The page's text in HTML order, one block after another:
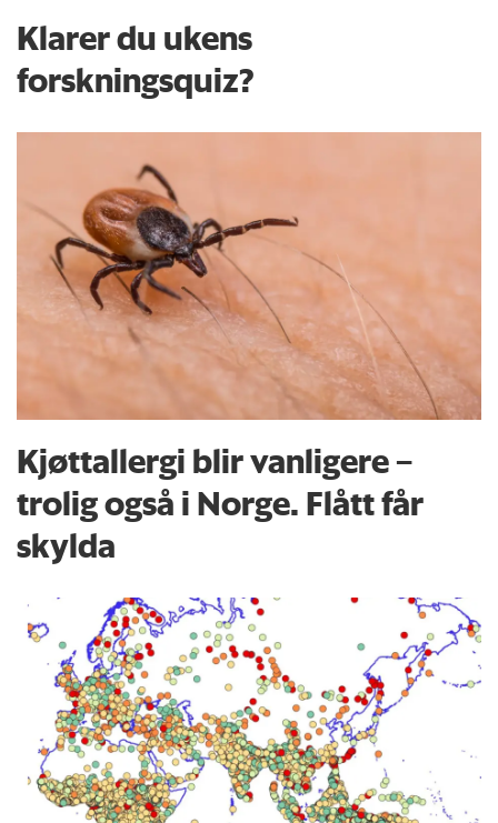
Klarer du ukens
forskningsquiz?
Kjøttallergi blir vanligere –
trolig også i Norge. Flått får
skylda